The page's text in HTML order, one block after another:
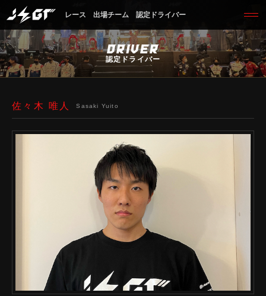
レース 出場チーム 認定ドライバー
DRIVER
認定ドライバー
佐々木 唯人 Sasaki Yuito